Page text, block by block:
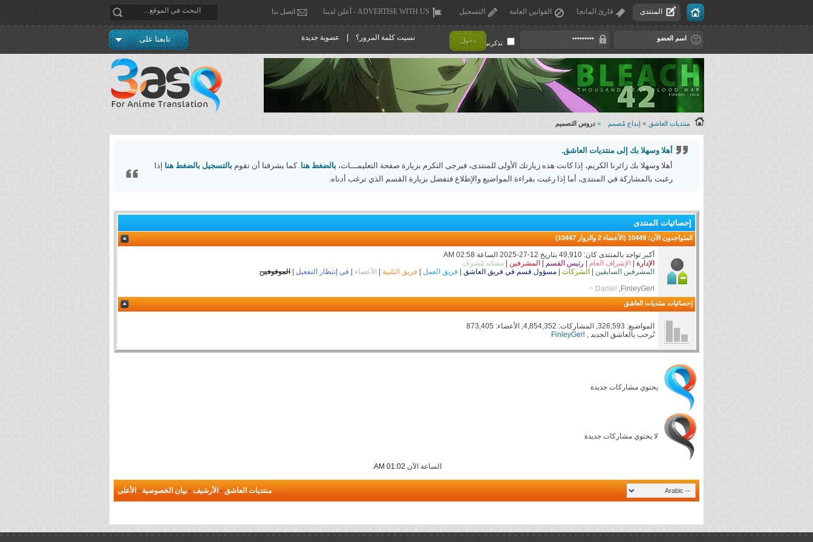
المنتدى قارئ المانجا القوانين العامة التسجيل ADVERTISE WITH US - أعلن لدينا اتصل بنا
تذكرني ! دخول نسيت كلمة المرور؟ عضوية جديدة تابعنا على
منتديات العاشق > إبداع مُصمم > دروس التصميم
أهلا وسهلا بك إلى منتديات العاشق.
أهلا وسهلا بك زائرنا الكريم، إذا كانت هذه زيارتك الأولى للمنتدى، فيرجى التكرم بزيارة صفحة التعليمـــات، بالضغط هنا. كما يشرفنا أن تقوم بالتسجيل بالضغط هنا إذا
رغبت بالمشاركة في المنتدى، أما إذا رغبت بقراءة المواضيع والإطلاع فتفضل بزيارة القسم الذي ترغب أدناه.
إحصائيات المنتدى
المتواجدون الآن: 10449 (الأعضاء 2 والزوار 10447)
أكبر تواجد بالمنتدى كان: 49,910 بتاريخ 12-27-2025 الساعة 02:58 AM
الإدارة
الإشراف العام رئيس القسم المشرفين
مساند مُشرف
المشرفين السابقين
الشركات مسؤول قسم في فريق العاشق فريق العمل فريق التلبية الأعضاء في إنتظار التفعيل
الموقوفين
FinleyGerl
, ‏
Daniel ~
إحصائيات منتديات العاشق
المواضيع: 326,593, المشاركات: 4,854,352, الأعضاء: 873,405
نُرحب بالعاشق الجديد , FinleyGerl
يحتوي مشاركات جديدة
لا يحتوي مشاركات جديدة
الساعة الآن 01:02 AM
.
منتديات العاشق - الأرشيف - بيان الخصوصية - الأعلى